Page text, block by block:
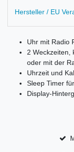
Hersteller / EU
Uhr mit Radio
2 Weckzeiten,
oder mit der
Uhrzeit und
Sleep Timer
Display-